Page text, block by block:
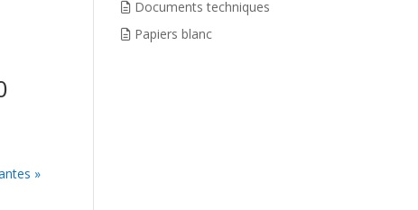
»
Documents techniques
Papiers blanc